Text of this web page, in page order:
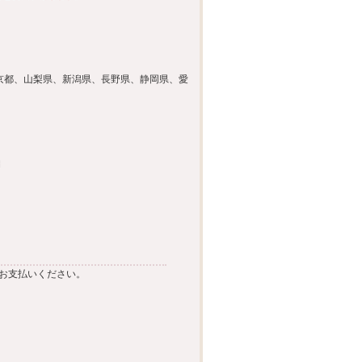
、山梨県、新潟県、長野県、静岡県、愛
支払いください。